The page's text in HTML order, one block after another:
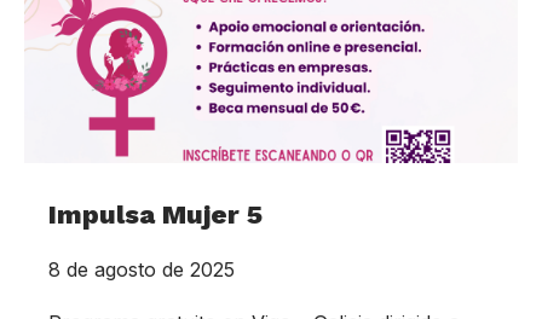
Impulsa Mujer 5
8 de agosto de 2025